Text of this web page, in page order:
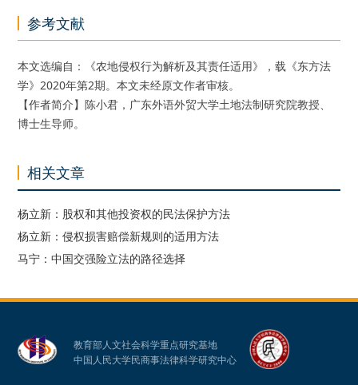
参考文献
本文选编自：《农地侵权行为解析及其责任适用》，载《东方法
学》2020年第2期。本文未经原文作者审核。
【作者简介】陈小君，广东外语外贸大学土地法制研究院教授、
博士生导师。
相关文章
杨立新：股权和其他投资权的民法保护方法
杨立新：侵权损害赔偿新规则的适用方法
马宁：中国交强险立法的路径选择
教育部人文社会科学重点研究基地
中国人民大学民商事法律科学研究中心